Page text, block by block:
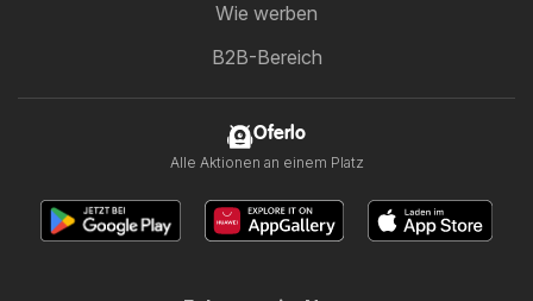
Wie werben
B2B-Bereich
Oferlo
Alle Aktionen an einem Platz